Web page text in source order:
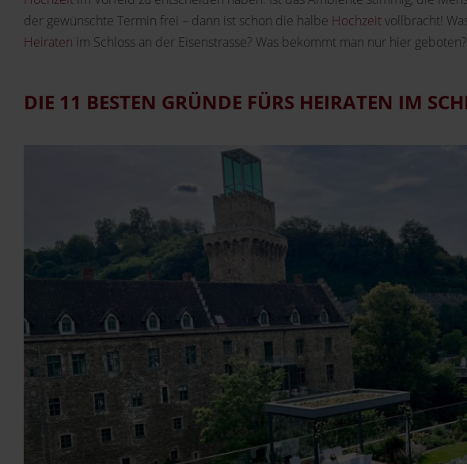
der gewünschte Termin frei – dann ist schon die halbe Hochzeitvollbracht!
Heiraten im Schloss an der Eisenstrasse? Was bekommt man nur hier geboten?
DIE 11 BESTEN GRÜNDE FÜRS HEIRATEN IM